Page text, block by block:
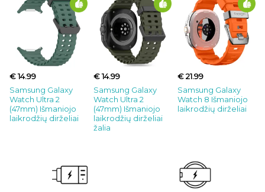
€ 14.99
Samsung Galaxy
Watch Ultra 2
(47mm) Išmaniojo
laikrodžių dirželiai
€ 14.99
Samsung Galaxy
Watch Ultra 2
(47mm) Išmaniojo
laikrodžių dirželiai
žalia
€ 21.99
Samsung Galaxy
Watch 8 Išmaniojo
laikrodžių dirželiai